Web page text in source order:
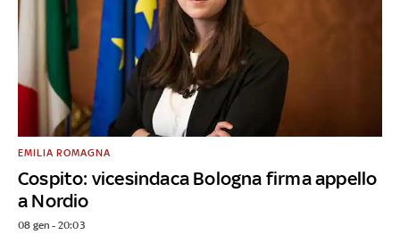
Cospito: vicesindaca Bologna firma appello
a Nordio
EMILIA ROMAGNA
08 gen - 20:03